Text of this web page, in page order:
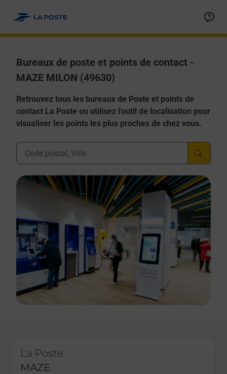
Bureaux de poste et points de contact -
MAZE MILON (49630)
Retrouvez tous les bureaux de Poste et points de
contact La Poste ou utilisez l'outil de localisation pour
visualiser les points les plus proches de chez vous.
Ville, Département, Code Postal
La Poste
MAZE